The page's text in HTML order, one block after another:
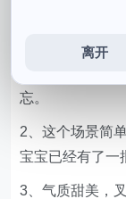
离开
叉子宝宝
1、一个可爱而
cosplayer还是
忘。
2、这个场景简
宝宝已经有了一
3、气质甜美，